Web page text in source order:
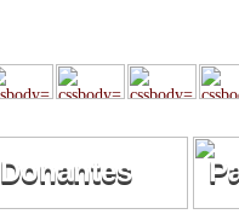
Donantes